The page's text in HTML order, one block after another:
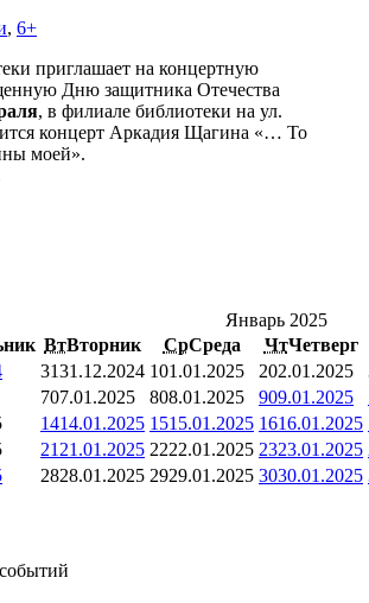
, 6+
, в филиале библиотеки на ул.
концерт Аркадия Щагина «… То
моей».
Январь 2025
ВтВторник СрСреда ЧтЧетверг
3131.12.2024 101.01.2025 202.01.2025
707.01.2025 808.01.2025 909.01.2025
1414.01.2025 1515.01.2025 1616.01.2025
21 21.01.2025 2222.01.2025 2323.01.2025
2828.01.2025 2929.01.2025 3030.01.2025